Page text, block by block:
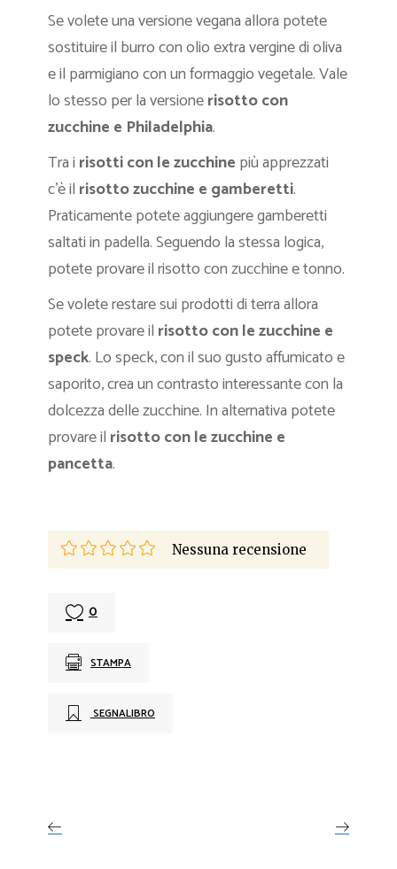
Se volete una versione vegana allora potete
sostituire il burro con olio extra vergine di oliva
e il parmigiano con un formaggio vegetale. Vale
lo stesso per la versionerisotto con
zucchine e Philadelphia.
Tra i risotti con le zucchine più apprezzati
c’è il risotto zucchine e gamberetti.
Praticamente potete aggiungere gamberetti
saltati in padella. Seguendo la stessa logica,
potete provare il risotto con zucchine e tonno.
Se volete restare sui prodotti di terra allora
potete provare il risotto con le zucchine e
speck. Lo speck, con il suo gusto affumicato e
saporito, crea un contrasto interessante con la
dolcezza delle zucchine. In alternativa potete
provare il risotto con le zucchine e
pancetta.
Nessuna recensione
0
STAMPA
SEGNALIBRO